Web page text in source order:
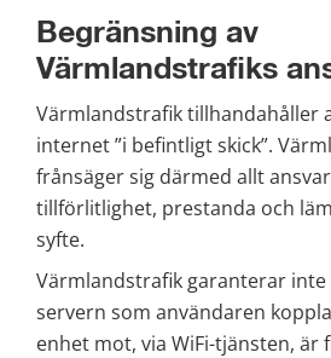
Begränsning av
Värmlandstrafiks
Värmlandstrafik tillhandahåller
internet ”i befintligt skick”.
frånsäger sig därmed allt
tillförlitlighet, prestanda och
syfte.
Värmlandstrafik garanterar
servern som användaren
enhet mot, via WiFi-tjänsten, är